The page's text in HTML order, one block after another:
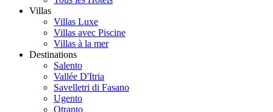
Villas
Villas Luxe
Villas avec Piscine
Villas à la mer
Destinations
Salento
Vallée D'Itria
Savelletri di Fasano
Ugento
Otranto